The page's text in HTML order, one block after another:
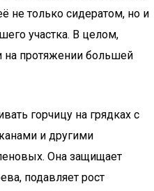
не только сидератом, но и
участка. В целом,
на протяжении большей
горчицу на грядках с
и другими
Она защищает
подавляет рост